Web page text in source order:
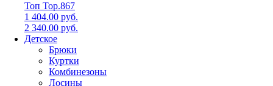
Топ Top.867
1 404.00 руб.
2 340.00 руб.
Детское
Брюки
Куртки
Комбинезоны
Лосины